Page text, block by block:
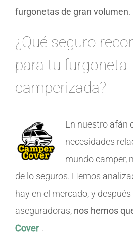
furgonetas de gran volumen.
¿Qué seguro
para tu furgoneta
camperizada?
En nuestro afán
necesidades
mundo camper,
de lo seguros. Hemos
hay en el mercado, y
aseguradoras, nos hemos
Cover .